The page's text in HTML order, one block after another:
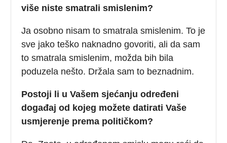
više niste smatrali smislenim?
Ja osobno nisam to smatrala smislenim. To je
sve jako teško naknadno govoriti, ali da sam
to smatrala smislenim, možda bih bila
poduzela nešto. Držala sam to beznadnim.
Postoji li u Vašem sjećanju određeni
događaj od kojeg možete datirati Vaše
usmjerenje prema političkom?